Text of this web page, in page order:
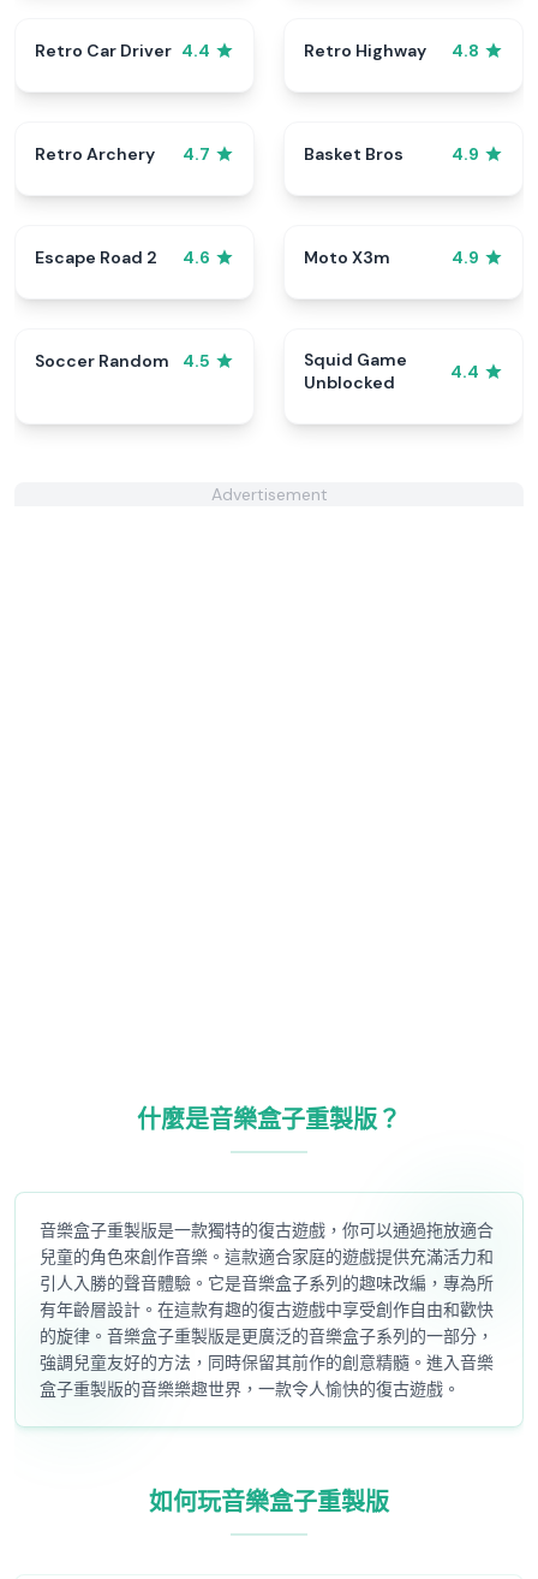
Retro Car Driver 4.4 Retro Highway 4.8
Retro Archery 4.7 Basket Bros 4.9
Escape Road 2 4.6 Moto X3m 4.9
Soccer Random 4.5
Squid Game
Unblocked
4.4
Advertisement
什麼是音樂盒子重製版？
音樂盒子重製版是一款獨特的復古遊戲，你可以通過拖放適合
兒童的角色來創作音樂。這款適合家庭的遊戲提供充滿活力和
引人入勝的聲音體驗。它是音樂盒子系列的趣味改編，專為所
有年齡層設計。在這款有趣的復古遊戲中享受創作自由和歡快
的旋律。音樂盒子重製版是更廣泛的音樂盒子系列的一部分，
強調兒童友好的方法，同時保留其前作的創意精髓。進入音樂
盒子重製版的音樂樂趣世界，一款令人愉快的復古遊戲。
如何玩音樂盒子重製版